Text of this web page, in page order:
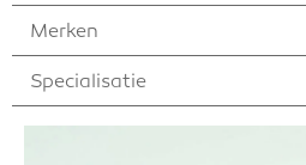
Merken
Specialisatie